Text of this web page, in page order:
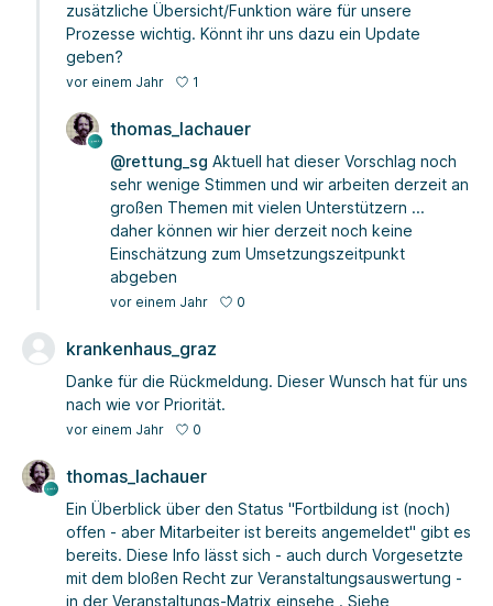
zusätzliche Übersicht/Funktion wäre für unsere
Prozesse wichtig. Könnt ihr uns dazu ein Update
geben?
vor einem Jahr 1
thomas_lachauer
@rettung_sg Aktuell hat dieser Vorschlag noch
sehr wenige Stimmen und wir arbeiten derzeit an
großen Themen mit vielen Unterstützern ...
daher können wir hier derzeit noch keine
Einschätzung zum Umsetzungszeitpunkt
abgeben
vor einem Jahr 0
krankenhaus_graz
Danke für die Rückmeldung. Dieser Wunsch hat für uns
nach wie vor Priorität.
vor einem Jahr 0
thomas_lachauer
Ein Überblick über den Status "Fortbildung ist (noch)
offen - aber Mitarbeiter ist bereits angemeldet" gibt es
bereits. Diese Info lässt sich - auch durch Vorgesetzte
mit dem bloßen Recht zur Veranstaltungsauswertung -
in der Veranstaltungs-Matrix einsehe . Siehe